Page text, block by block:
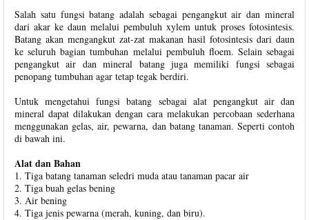
Salah satu fungsi batang adalah sebagai pengangkut air dan mineral
dari akar ke daun melalui pembuluh xylem untuk proses fotosintesis.
Batang akan mengangkut zat-zat makanan hasil fotosintesis dari daun
ke seluruh bagian tumbuhan melalui pembuluh floem. Selain sebagai
pengangkut air dan mineral batang juga memiliki fungsi sebagai
penopang tumbuhan agar tetap tegak berdiri.
Untuk mengetahui fungsi batang sebagai alat pengangkut air dan
mineral dapat dilakukan dengan cara melakukan percobaan sederhana
menggunakan gelas, air, pewarna, dan batang tanaman. Seperti contoh
di bawah ini.
Alat dan Bahan
1. Tiga batang tanaman seledri muda atau tanaman pacar air
2. Tiga buah gelas bening
3. Air bening
4. Tiga jenis pewarna (merah, kuning, dan biru).